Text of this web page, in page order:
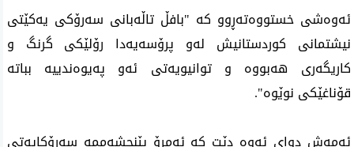
ئه‌وه‌شی‌ خستووه‌ته‌ڕوو كه‌ "بافڵ تاڵه‌بانی سه‌رۆكی یه‌كێتی
نیشتمانی كوردستانیش له‌و پرۆسه‌یه‌دا رۆلێكی گرنگ و
كاریگه‌ری هه‌بووه‌ و توانیویه‌تی ئه‌و په‌یوه‌ندییه‌ بباته‌
قۆناغێكی نوێوه‌".
ئه‌مه‌ش دوای‌ ئه‌وه‌ دێت كه‌ ئه‌مڕۆ پێنجشه‌ممه‌ سه‌رۆكایه‌تی‌